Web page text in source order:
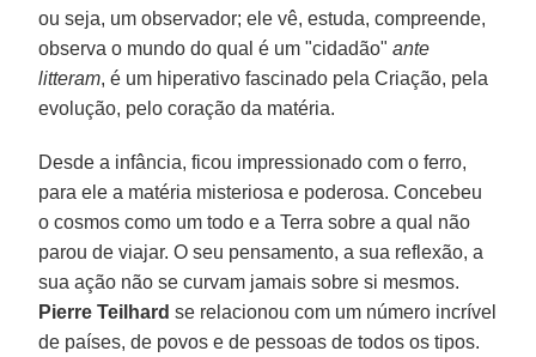
ou seja, um observador; ele vê, estuda, compreende,
observa o mundo do qual é um "cidadão"ante
litteram, é um hiperativo fascinado pela Criação, pela
evolução, pelo coração da matéria.
Desde a infância, ficou impressionado com o ferro,
para ele a matéria misteriosa e poderosa. Concebeu
o cosmos como um todo e a Terra sobre a qual não
parou de viajar. O seu pensamento, a sua reflexão, a
sua ação não se curvam jamais sobre si mesmos.
Pierre Teilhard se relacionou com um número incrível
de países, de povos e de pessoas de todos os tipos.